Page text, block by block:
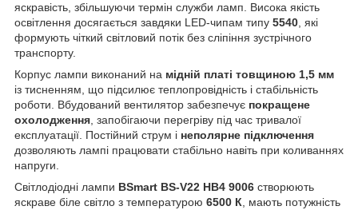
яскравість, збільшуючи термін служби ламп. Висока якість
освітлення досягається завдяки LED-чипам типу 5540, які
формують чіткий світловий потік без сліпіння зустрічного
транспорту.
Корпус лампи виконаний на мідній платі товщиною 1,5 мм
із тисненням, що підсилює теплопровідність і стабільність
роботи. Вбудований вентилятор забезпечує покращене
охолодження, запобігаючи перегріву під час тривалої
експлуатації. Постійний струм і неполярне підключення
дозволяють лампі працювати стабільно навіть при коливаннях
напруги.
Світлодіодні лампи BSmart BS-V22 HB4 9006 створюють
яскраве біле світло з температурою 6500 К, мають потужність